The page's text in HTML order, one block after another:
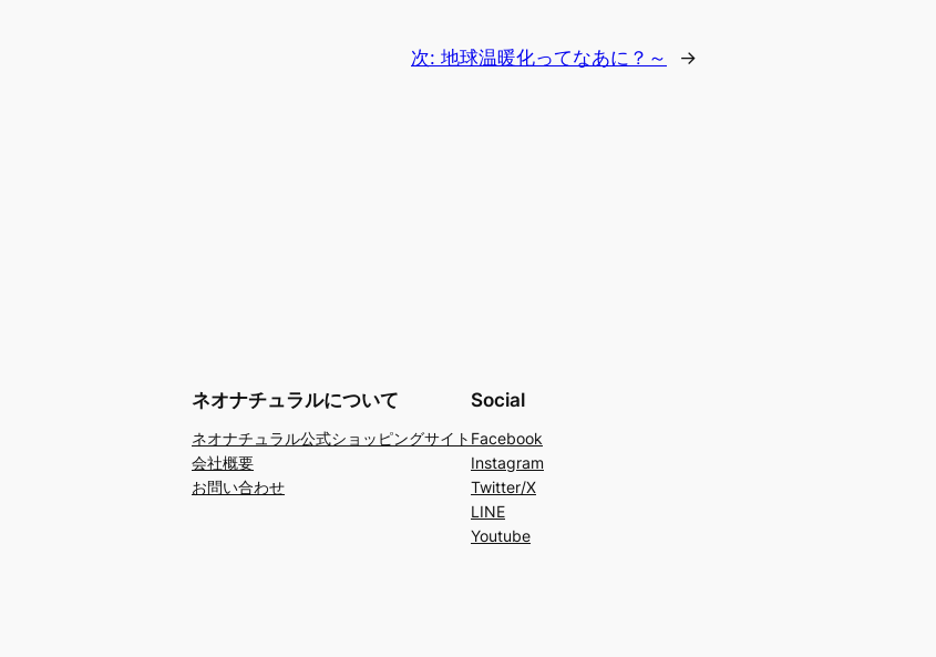
次: 地球温暖化ってなあに？～ →
ネオナチュラルについて
ネオナチュラル公式ショッピングサイト
会社概要
お問い合わせ
Social
Facebook
Instagram
Twitter/X
LINE
Youtube